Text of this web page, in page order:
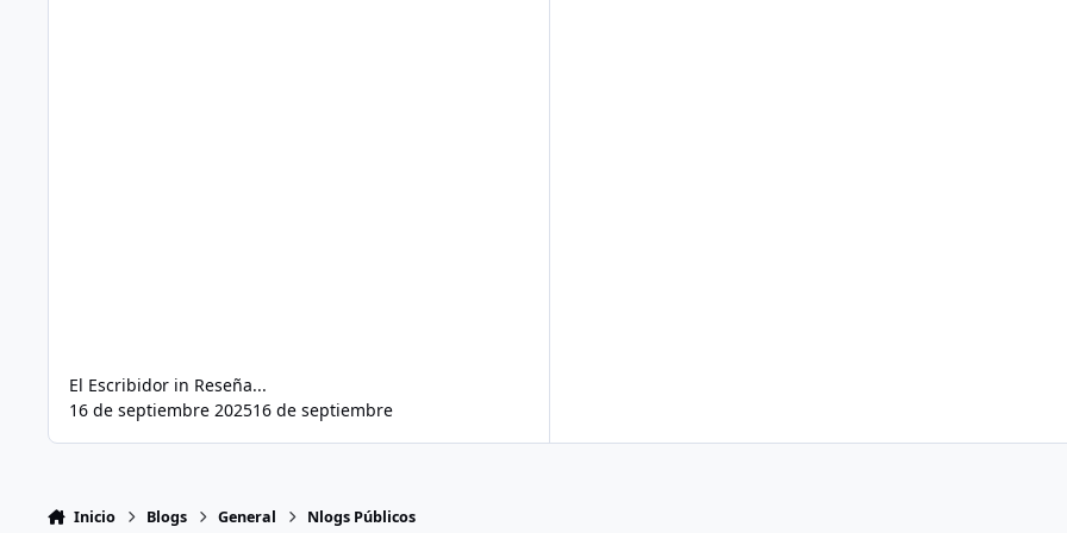
El Escribidorin Reseña...
16 de septiembre 202516 de septiembre
Inicio Blogs General Nlogs Públicos